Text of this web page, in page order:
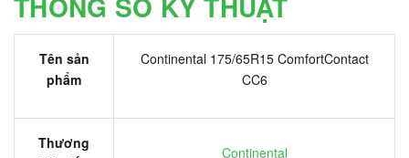
Tên sản
phẩm
Continental 175/65R15 ComfortContact
CC6
Thương
Continental